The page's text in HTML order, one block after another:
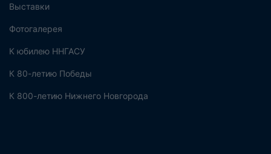
Выставки
Фотогалерея
К юбилею ННГАСУ
К 80-летию Победы
К 800-летию Нижнего Новгорода